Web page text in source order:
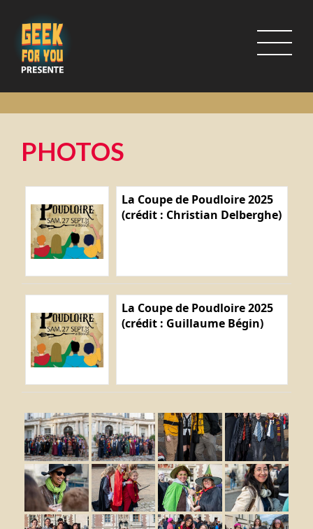
PHOTOS
La Coupe de Poudloire 2025
(crédit : Christian Delberghe)
La Coupe de Poudloire 2025
(crédit : Guillaume Bégin)